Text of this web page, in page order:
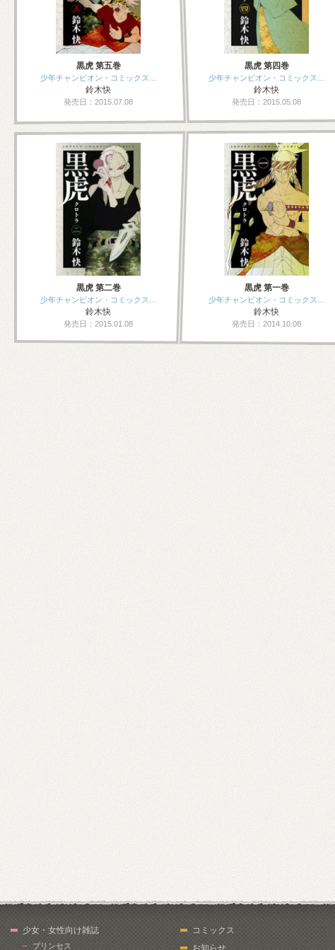
黒虎 第五巻
少年チャンピオン・コミックス…
鈴木快
発売日：2015.07.08
黒虎 第四巻
少年チャンピオン・コミックス…
鈴木快
発売日：2015.05.08
黒虎 第二巻
少年チャンピオン・コミックス…
鈴木快
発売日：2015.01.08
黒虎 第一巻
少年チャンピオン・コミックス…
鈴木快
発売日：2014.10.08
少女・女性向け雑誌
プリンセス
コミックス
お知らせ